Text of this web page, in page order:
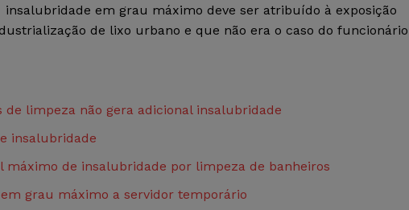
insalubridade em grau máximo deve ser atribuído à exposição
de lixo urbano e que não era o caso do
limpeza não gera adicional insalubridade
insalubridade
máximo de insalubridade por limpeza de banheiros
grau máximo a servidor temporário